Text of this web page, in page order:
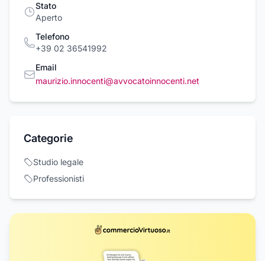
Stato
Aperto
Telefono
+39 02 36541992
Email
maurizio.innocenti@avvocatoinnocenti.net
Categorie
Studio legale
Professionisti